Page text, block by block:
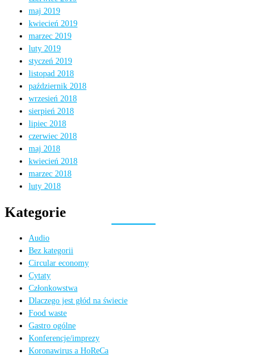
maj 2019
kwiecień 2019
marzec 2019
luty 2019
styczeń 2019
listopad 2018
październik 2018
wrzesień 2018
sierpień 2018
lipiec 2018
czerwiec 2018
maj 2018
kwiecień 2018
marzec 2018
luty 2018
Kategorie
Audio
Bez kategorii
Circular economy
Cytaty
Członkowstwa
Dlaczego jest głód na świecie
Food waste
Gastro ogólne
Konferencje/imprezy
Koronawirus a HoReCa